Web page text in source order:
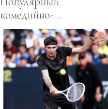
домохозяйки»
находится в
разработке
комедийно-
драматический
сериал получит
продолжение с
новыми
героями.